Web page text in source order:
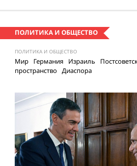
ПОЛИТИКА И ОБЩЕСТВО
ПОЛИТИКА И ОБЩЕСТВО
Мир Германия Израиль
пространство Диаспора